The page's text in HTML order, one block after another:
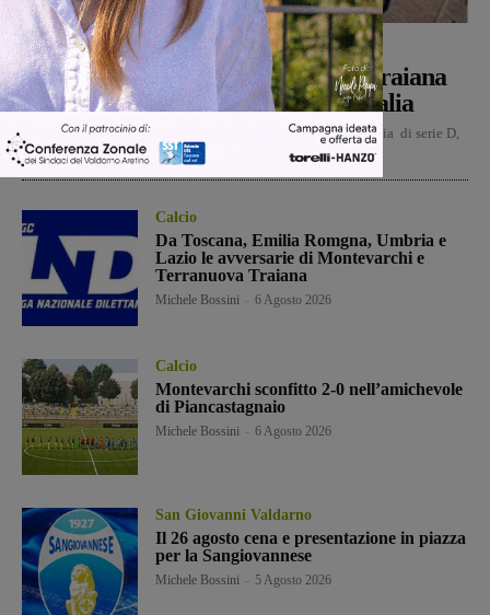
Calcio Michele Bossini -7 Agosto 2026
Aquila Montevarchi e Terranova Traiana
contro nel primo turno di Coppa Italia
Sono stati resi noti gli accoppiamenti relativi alla Coppa Italia di serie D,
con il Montevarchi e il Terranova...
Calcio
Da Toscana, Emilia Romgna, Umbria e
Lazio le avversarie di Montevarchi e
Terranuova Traiana
Michele Bossini 6 Agosto 2026
Calcio
Montevarchi sconfitto 2-0 nell’amichevole
di Piancastagnaio
Michele Bossini 6 Agosto 2026
San Giovanni Valdarno
Il 26 agosto cena e presentazione in piazza
per la Sangiovannese
Michele Bossini 5 Agosto 2026